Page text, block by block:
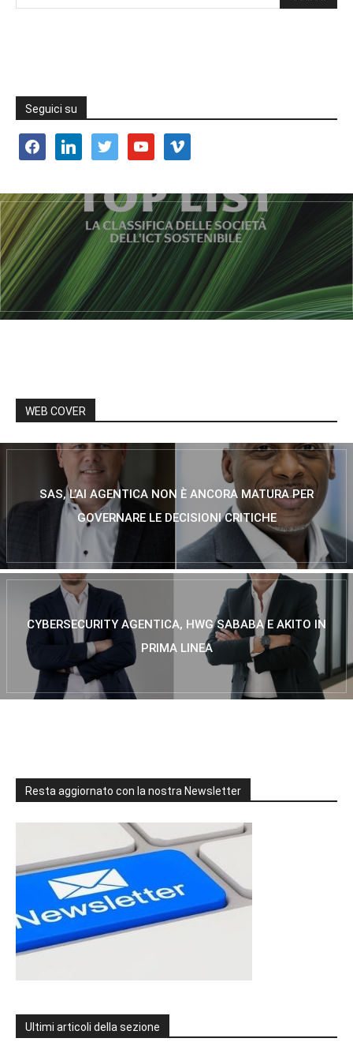
Seguici su
facebooklinkedin twitter youtube vimeo
WEB COVER
SAS, L’AI AGENTICA NON È ANCORA MATURA PER
GOVERNARE LE DECISIONI CRITICHE
CYBERSECURITY AGENTICA, HWG SABABA E AKITO IN
PRIMA LINEA
Resta aggiornato con la nostra Newsletter
Ultimi articoli della sezione